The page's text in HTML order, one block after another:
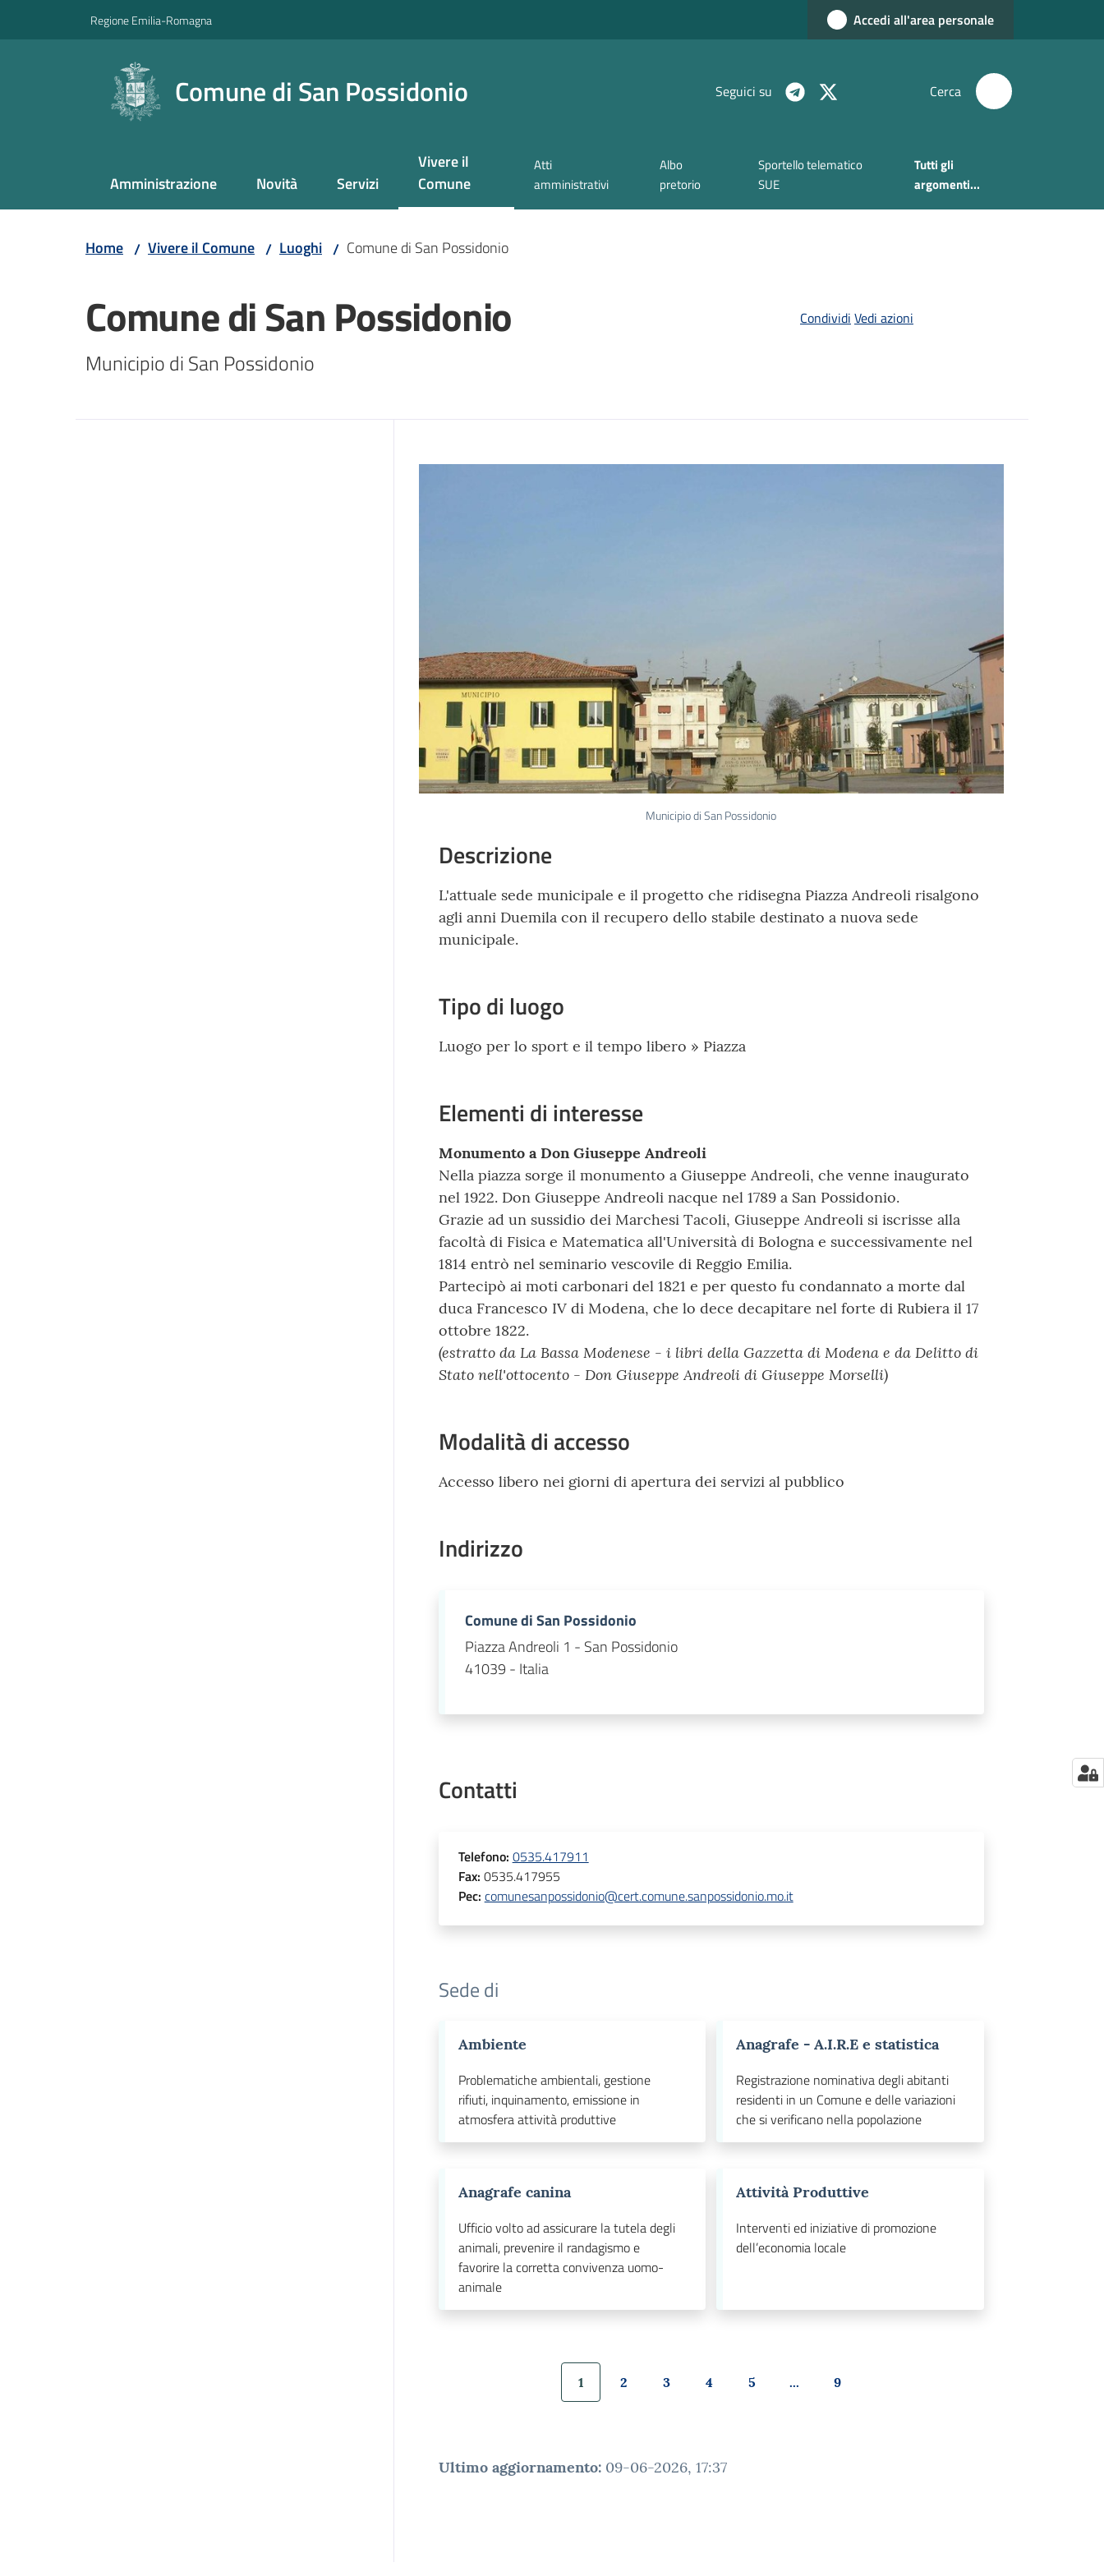
Regione Emilia-Romagna Accedi all'area personale
Comune di San Possidonio Seguici su Cerca
Amministrazione Novità Servizi
Vivere il
Comune
Menu selezionato
Atti
amministrativi
Albo
pretorio
Sportello telematico
SUE
Tutti gli
argomenti...
Home / Vivere il Comune / Luoghi / Comune di San Possidonio
Comune di San Possidonio
Municipio di San Possidonio
Condividi Vedi azioni
Municipio di San Possidonio
Descrizione
L'attuale sede municipale e il progetto che ridisegna Piazza Andreoli risalgono
agli anni Duemila con il recupero dello stabile destinato a nuova sede
municipale.
Tipo di luogo
Luogo per lo sport e il tempo libero » Piazza
Elementi di interesse
Monumento a Don Giuseppe Andreoli
Nella piazza sorge il monumento a Giuseppe Andreoli, che venne inaugurato
nel 1922. Don Giuseppe Andreoli nacque nel 1789 a San Possidonio.
Grazie ad un sussidio dei Marchesi Tacoli, Giuseppe Andreoli si iscrisse alla
facoltà di Fisica e Matematica all'Università di Bologna e successivamente nel
1814 entrò nel seminario vescovile di Reggio Emilia.
Partecipò ai moti carbonari del 1821 e per questo fu condannato a morte dal
duca Francesco IV di Modena, che lo dece decapitare nel forte di Rubiera il 17
ottobre 1822.
(estratto da La Bassa Modenese - i libri della Gazzetta di Modena e da Delitto di
Stato nell'ottocento - Don Giuseppe Andreoli di Giuseppe Morselli)
Modalità di accesso
Accesso libero nei giorni di apertura dei servizi al pubblico
Indirizzo
Comune di San Possidonio
Piazza Andreoli 1 - San Possidonio
41039 - Italia
Contatti
Telefono: 0535.417911
Fax: 0535.417955
Pec: comunesanpossidonio@cert.comune.sanpossidonio.mo.it
Sede di
Ambiente
Problematiche ambientali, gestione
rifiuti, inquinamento, emissione in
atmosfera attività produttive
Anagrafe - A.I.R.E e statistica
Registrazione nominativa degli abitanti
residenti in un Comune e delle variazioni
che si verificano nella popolazione
Anagrafe canina
Ufficio volto ad assicurare la tutela degli
animali, prevenire il randagismo e
favorire la corretta convivenza uomo-
animale
Attività Produttive
Interventi ed iniziative di promozione
dell’economia locale
Pagina precedente
Pagina
1
Pagina
2
Pagina
3
Pagina
4
Pagina
5 ...
Pagina successiva
Pagina
9
Ultimo aggiornamento: 09-06-2026, 17:37